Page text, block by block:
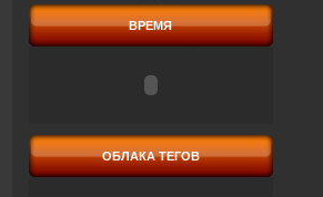
ВРЕМЯ
ОБЛАКА ТЕГОВ